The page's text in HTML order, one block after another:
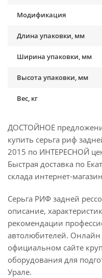
Модификация
Длина упаковки, мм
Ширина упаковки, мм
Высота упаковки, мм
Вес, кг
ДОСТОЙНОЕ
купить серьга риф
2015 по ИНТЕРЕСНОЙ
Быстрая доставка по
склада интернет-
Серьга РИФ задней
описание,
рекомендации
автолюбителей. Онлайн
официальном сайте
оборудования для
Урале.